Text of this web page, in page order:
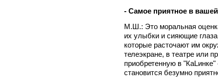
- Самое приятное в
М.Ш.: Это моральная
их улыбки и сияющие
которые расточают им
телеэкране, в театре или
приобретенную в
становится безумно